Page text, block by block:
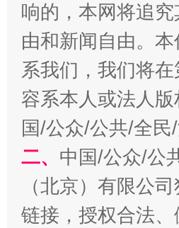
解纷+调解+退费，一次搞定
响的，本网将追
由和新闻自由。
系我们，我们将
容系本人或法人
国/公众/公共/全
二、 中国/公众/公
（北京）有限公
链接，授权合法